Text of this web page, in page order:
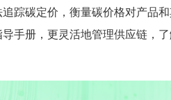
踪碳定价，衡量碳价格对产品
手册，更灵活地管理供应链，